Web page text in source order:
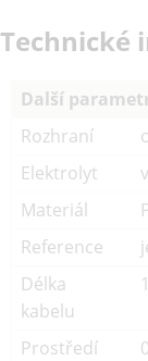
Technické
Další
Rozhraní
Elektrolyt
Materiál
Reference
Délka
kabelu
1
Prostředí